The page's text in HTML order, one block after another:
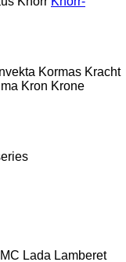
Kormas Kracht
Kron Krone
Lada Lamberet